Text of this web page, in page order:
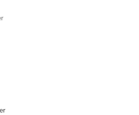
ARTIKEL DITT PROBLEM?
oss vad vi kan förbättra!